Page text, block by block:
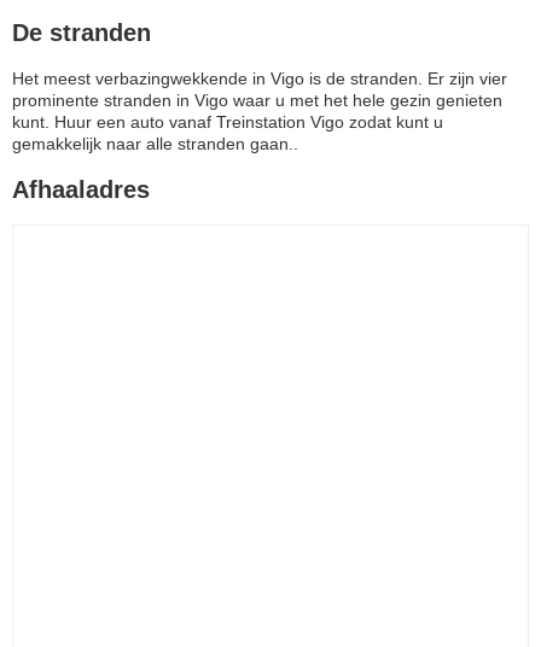
De stranden
Het meest verbazingwekkende in Vigo is de stranden. Er zijn vier
prominente stranden in Vigo waar u met het hele gezin genieten
kunt. Huur een auto vanaf Treinstation Vigo zodat kunt u
gemakkelijk naar alle stranden gaan..
Afhaaladres